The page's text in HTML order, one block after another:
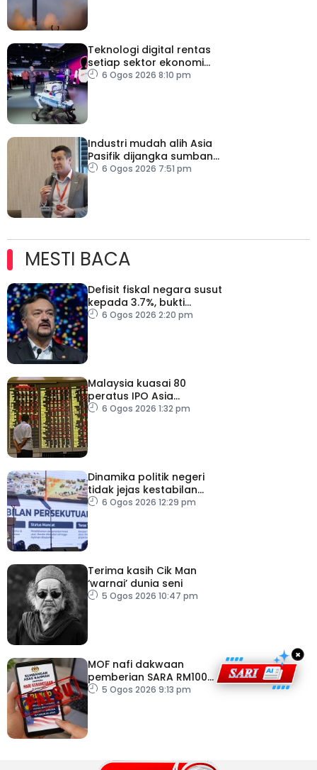
Teknologi digital rentas
setiap sektor ekonomi
diperkasa seiring
6 Ogos 2026 8:10 pm
Industri mudah alih Asia
Pasifik dijangka sumbang
AS$1.4 trilion menjelang
6 Ogos 2026 7:51 pm
MESTI BACA
Defisit fiskal negara susut
kepada 3.7%, bukti
keyakinan pelabur masih
6 Ogos 2026 2:20 pm
Malaysia kuasai 80
peratus IPO Asia
Tenggara, kumpul AS$1.4
6 Ogos 2026 1:32 pm
Dinamika politik negeri
tidak jejas kestabilan
Kerajaan Perpaduan
6 Ogos 2026 12:29 pm
Terima kasih Cik Man
‘warnai’ dunia seni
5 Ogos 2026 10:47 pm
MOF nafi dakwaan
pemberian SARA RM100
sempena Hari
5 Ogos 2026 9:13 pm
×